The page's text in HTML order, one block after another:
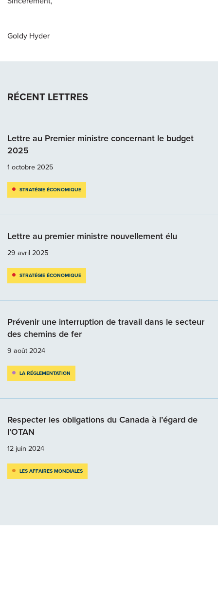
Goldy Hyder
RÉCENT LETTRES
Lettre au Premier ministre concernant le budget
2025
1 octobre 2025
STRATÉGIE ÉCONOMIQUE
Lettre au premier ministre nouvellement élu
29 avril 2025
STRATÉGIE ÉCONOMIQUE
Prévenir une interruption de travail dans le secteur
des chemins de fer
9 août 2024
LA RÉGLEMENTATION
Respecter les obligations du Canada à l’égard de
l’OTAN
12 juin 2024
LES AFFAIRES MONDIALES